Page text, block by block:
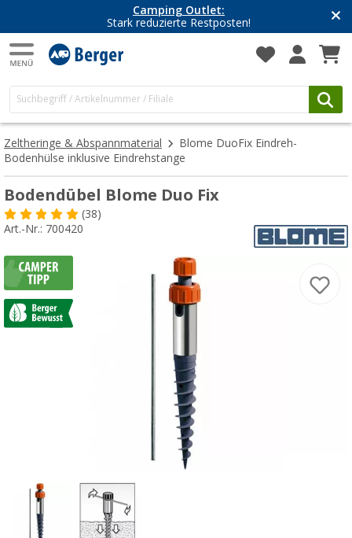
Camping Outlet:
Stark reduzierte Restposten!
Zeltheringe & Abspannmaterial
Blome DuoFix Eindreh-
Bodenhülse inklusive Eindrehstange
Bodendübel Blome Duo Fix
(38)
Art.-Nr.: 700420